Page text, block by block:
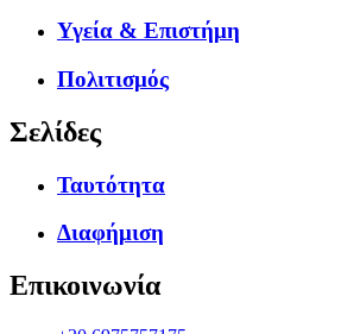
Υγεία & Επιστήμη
Πολιτισμός
Σελίδες
Ταυτότητα
Διαφήμιση
Επικοινωνία